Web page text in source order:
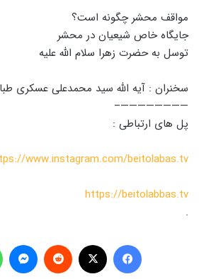
مواقف محشر چگونه است؟
جایگاه خاص شیعیان در محشر
توسل به حضرت زهرا سلام الله علیه
سخنران : آیه الله سید محمدعلی عسکری
————————–
پل های ارتباطی :
www.instagram.com/beitolabas.tv
https://beitolabbas.tv
.
فیس بوک
‫رددیت